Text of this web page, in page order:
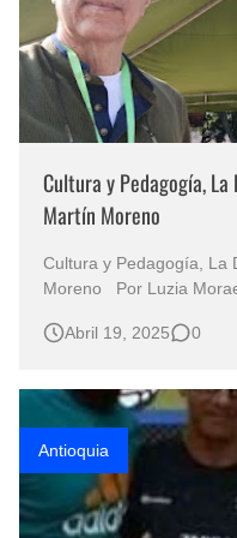
Cultura y Pedagogía,
Martín Moreno
Cultura y Pedagogía, La
Moreno Por Luzia
Moreno, conocido en el
radicado en Neiva,
Abril 19, 2025 0
Antioquia